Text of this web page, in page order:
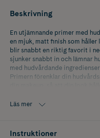
Beskrivning
En utjämnande primer med
en mjuk, matt finish som håller
blir snabbt en riktig favorit i
sjunker snabbt in och lämnar
med hudvårdande
Primern förenklar din
Förpackningen är tillverkad av
en skräddarsydd look.
Läs mer
Instruktioner